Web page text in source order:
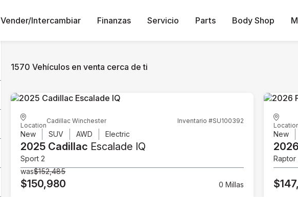
Vender/Intercambiar Finanzas Servicio Parts Body Shop
1570 Vehículos en venta cerca de ti
Location
Cadillac Winchester Inventario #SU100392
New SUV AWD Electric
2025 Cadillac Escalade IQ
Sport 2
was$152,485
$150,980 0 Millas
New
Raptor